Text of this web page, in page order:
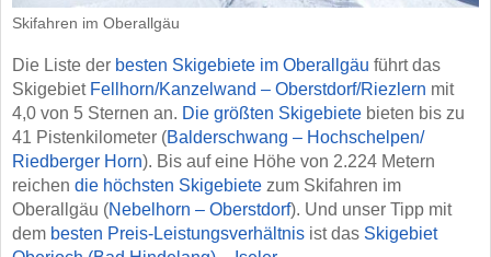
Skifahren im Oberallgäu
Die Liste der besten Skigebiete im Oberallgäu führt das
Skigebiet Fellhorn/​Kanzelwand – Oberstdorf/​Riezlern mit
4,0 von 5 Sternen an. Die größten Skigebiete bieten bis zu
41 Pistenkilometer (Balderschwang – Hochschelpen/​
Riedberger Horn). Bis auf eine Höhe von 2.224 Metern
reichen die höchsten Skigebiete zum Skifahren im
Oberallgäu (Nebelhorn – Oberstdorf). Und unser Tipp mit
dem besten Preis-Leistungsverhältnis ist das Skigebiet